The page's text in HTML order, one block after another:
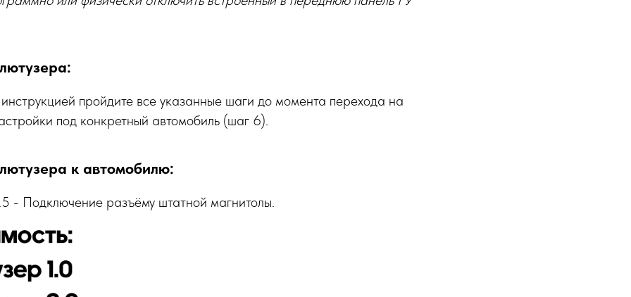
пройдите все указанные шаги до момента перехода на
под конкретный автомобиль (шаг 6).
к автомобилю:
- Подключение разъёму штатной магнитолы.